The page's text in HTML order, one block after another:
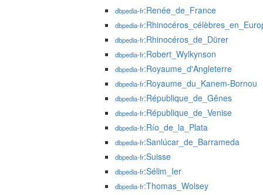
dbpedia-fr:Renée_de_France
dbpedia-fr
dbpedia-fr:Rhinocéros_de_Dürer
dbpedia-fr:Robert_Wylkynson
dbpedia-fr:Royaume_d'Angleterre
dbpedia-fr:Royaume_du_Kanem-Bornou
dbpedia-fr:République_de_Gênes
dbpedia-fr:République_de_Venise
dbpedia-fr:Río_de_la_Plata
dbpedia-fr:Sanlúcar_de_Barrameda
dbpedia-fr:Suisse
dbpedia-fr:Sélim_Ier
dbpedia-fr:Thomas_Wolsey